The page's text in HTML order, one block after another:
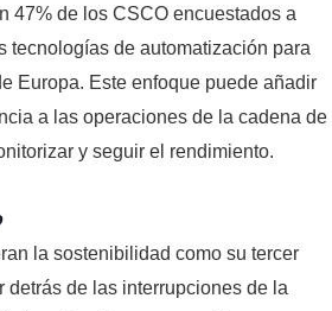
47% de los CSCO encuestados a
tecnologías de automatización para
Europa. Este enfoque puede añadir
a las operaciones de la cadena de
y seguir el rendimiento.
la sostenibilidad como su tercer
detrás de las interrupciones de la